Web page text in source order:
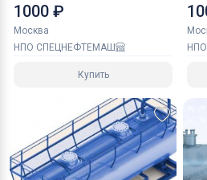
1000 ₽
Москва
НПО СПЕЦНЕФТЕМАШ
Купить